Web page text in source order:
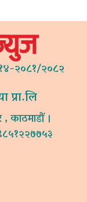
२०८१/२०८२
प्रा.लि
काठमाडौं ।